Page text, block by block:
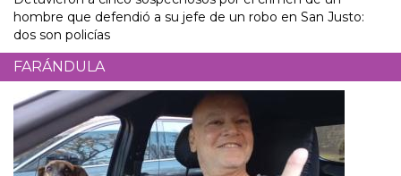
hombre que defendió a su jefe de un robo en San Justo:
dos son policías
FARÁNDULA